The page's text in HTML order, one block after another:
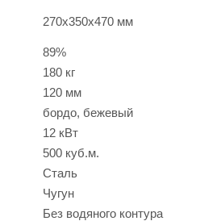
270x350x470 мм
89%
180 кг
120 мм
бордо, бежевый
12 кВт
500 куб.м.
Сталь
Чугун
Без водяного контура